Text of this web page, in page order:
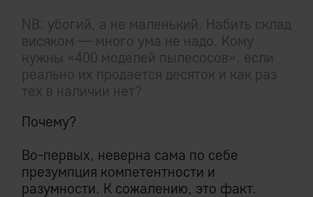
NB: убогий, а не маленький. Набить склад
висяком — много ума не надо. Кому
нужны «400 моделей пылесосов», если
реально их продается десяток и как раз
тех в наличии нет?
Почему?
Во-первых, неверна сама по себе
презумпция компетентности и
разумности. К сожалению, это факт.